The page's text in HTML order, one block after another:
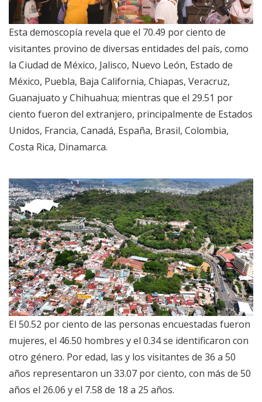
Esta demoscopía revela que el 70.49 por ciento de
visitantes provino de diversas entidades del país, como
la Ciudad de México, Jalisco, Nuevo León, Estado de
México, Puebla, Baja California, Chiapas, Veracruz,
Guanajuato y Chihuahua; mientras que el 29.51 por
ciento fueron del extranjero, principalmente de Estados
Unidos, Francia, Canadá, España, Brasil, Colombia,
Costa Rica, Dinamarca.
El 50.52 por ciento de las personas encuestadas fueron
mujeres, el 46.50 hombres y el 0.34 se identificaron con
otro género. Por edad, las y los visitantes de 36 a 50
años representaron un 33.07 por ciento, con más de 50
años el 26.06 y el 7.58 de 18 a 25 años.